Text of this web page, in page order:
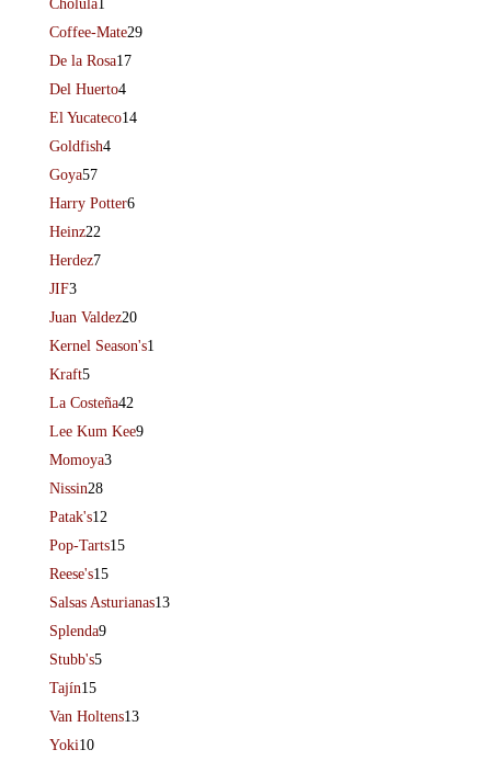
Cholula
Coffee-Mate29
De la Rosa17
Del Huerto4
El Yucateco14
Goldfish4
Goya57
Harry Potter6
Heinz22
Herdez7
JIF3
Juan Valdez20
Kernel Season's1
Kraft5
La Costeña42
Lee Kum Kee9
Momoya3
Nissin28
Patak's12
Pop-Tarts15
Reese's15
Salsas Asturianas13
Splenda9
Stubb's5
Tajín15
Van Holtens13
Yoki10